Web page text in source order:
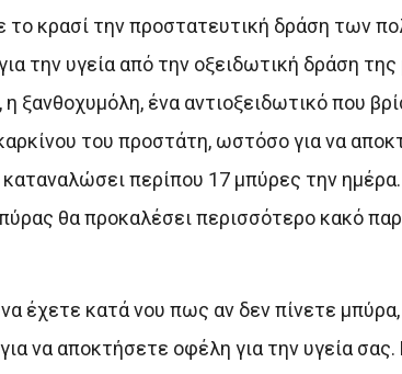
το κρασί την προστατευτική δράση των
την υγεία από την οξειδωτική δράση της
ξανθοχυμόλη, ένα αντιοξειδωτικό που
του προστάτη, ωστόσο για να
περίπου 17 μπύρες την
θα προκαλέσει περισσότερο κακό
έχετε κατά νου πως αν δεν πίνετε
να αποκτήσετε οφέλη για την υγεία